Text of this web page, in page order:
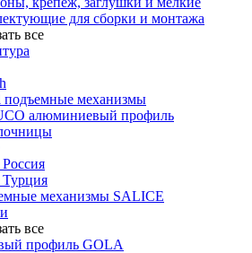
для сборки и монтажа
все
механизмы
алюминиевый профиль
механизмы SALICE
все
профиль GOLA